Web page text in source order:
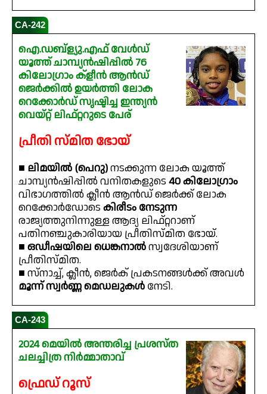
CA-242
ഐ.ഡബ്ള്യു.എഫ് വേൾഡ്
യൂത്ത് ചാമ്പ്യൻഷിപ്പിൽ 76
കിലോഗ്രാം ക്ളീൻ ആൻഡ്
ജെർക്കിൽ ഉയർത്തി ലോക
റെക്കോർഡ് സൃഷ്ടിച്ച ഇന്ത്യൻ
വെയ്റ്റ് ലിഫ്റ്ററുടെ പേര്
പ്രീതി സ്മിത ഭോയ്‌
■ ലിമയിൽ (പെറു)നടക്കുന്ന ലോക യൂത്ത്
ചാമ്പ്യൻഷിപ്പിൽ വനിതകളുടെ 40 കിലോഗ്രാം
വിഭാഗത്തിൽ ക്ലീൻ ആൻഡ് ജെർക്ക് ലോക
റെക്കോർഡോടെ കിരീടം നേടുന്ന
രാജ്യത്തുനിന്നുള്ള ആദ്യ ലിഫ്റ്ററാണ്
പതിനഞ്ചുകാരിയായ പ്രീതിസ്മിത ഭോയ്.
■ ഒഡീഷയിലെ ധെങ്കനാൽസ്വദേശിയാണ്
പ്രീതിസ്മിത.
■ സ്‌നാച്ച്, ക്ലീൻ, ജെർക് പ്രകടനങ്ങൾക്ക് അവൾ
മൂന്ന് സ്വർണ്ണ മെഡലുകൾ നേടി.
CA-243
2024 മെയിൽ അന്തരിച്ച പ്രശസ്ത
ചലച്ചിത്ര നിർമ്മാതാവ്
ഫ്രെഡ് റൂസ്